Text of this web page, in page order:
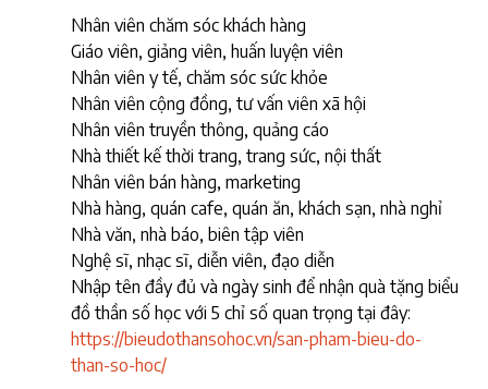
Nhân viên chăm sóc khách hàng
Giáo viên, giảng viên, huấn luyện viên
Nhân viên y tế, chăm sóc sức khỏe
Nhân viên cộng đồng, tư vấn viên xã hội
Nhân viên truyền thông, quảng cáo
Nhà thiết kế thời trang, trang sức, nội thất
Nhân viên bán hàng, marketing
Nhà hàng, quán cafe, quán ăn, khách sạn, nhà nghỉ
Nhà văn, nhà báo, biên tập viên
Nghệ sĩ, nhạc sĩ, diễn viên, đạo diễn
Nhập tên đầy đủ và ngày sinh để nhận quà tặng biểu
đồ thần số học với 5 chỉ số quan trọng tại đây:
https://bieudothansohoc.vn/san-pham-bieu-do-
than-so-hoc/